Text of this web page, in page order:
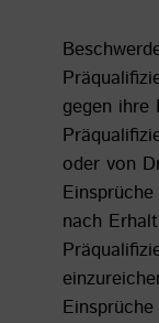
gegen ihre
oder von
nach